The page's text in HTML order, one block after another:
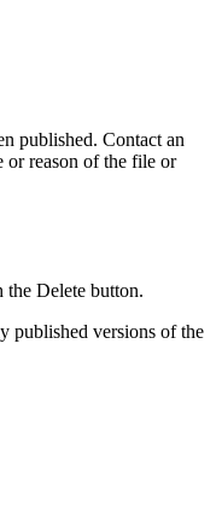
published. Contact an
or reason of the file or
Delete button.
published versions of the